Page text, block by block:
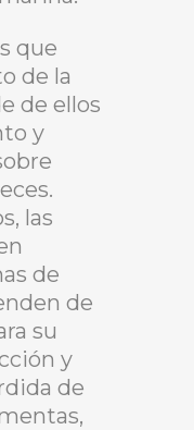
que
de la
de ellos
y
las
de
de
su
y
de